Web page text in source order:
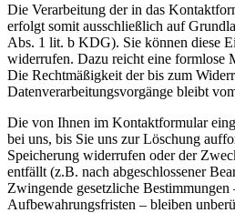
Die Verarbeitung der in das
erfolgt somit ausschließlich auf
Abs. 1 lit. b KDG). Sie können diese
widerrufen. Dazu reicht eine formlose
Die Rechtmäßigkeit der bis zum
Datenverarbeitungsvorgänge bleibt
Die von Ihnen im Kontaktformular
bei uns, bis Sie uns zur Löschung
Speicherung widerrufen oder der
entfällt (z.B. nach abgeschlossener
Zwingende gesetzliche Bestimmungen
Aufbewahrungsfristen – bleiben